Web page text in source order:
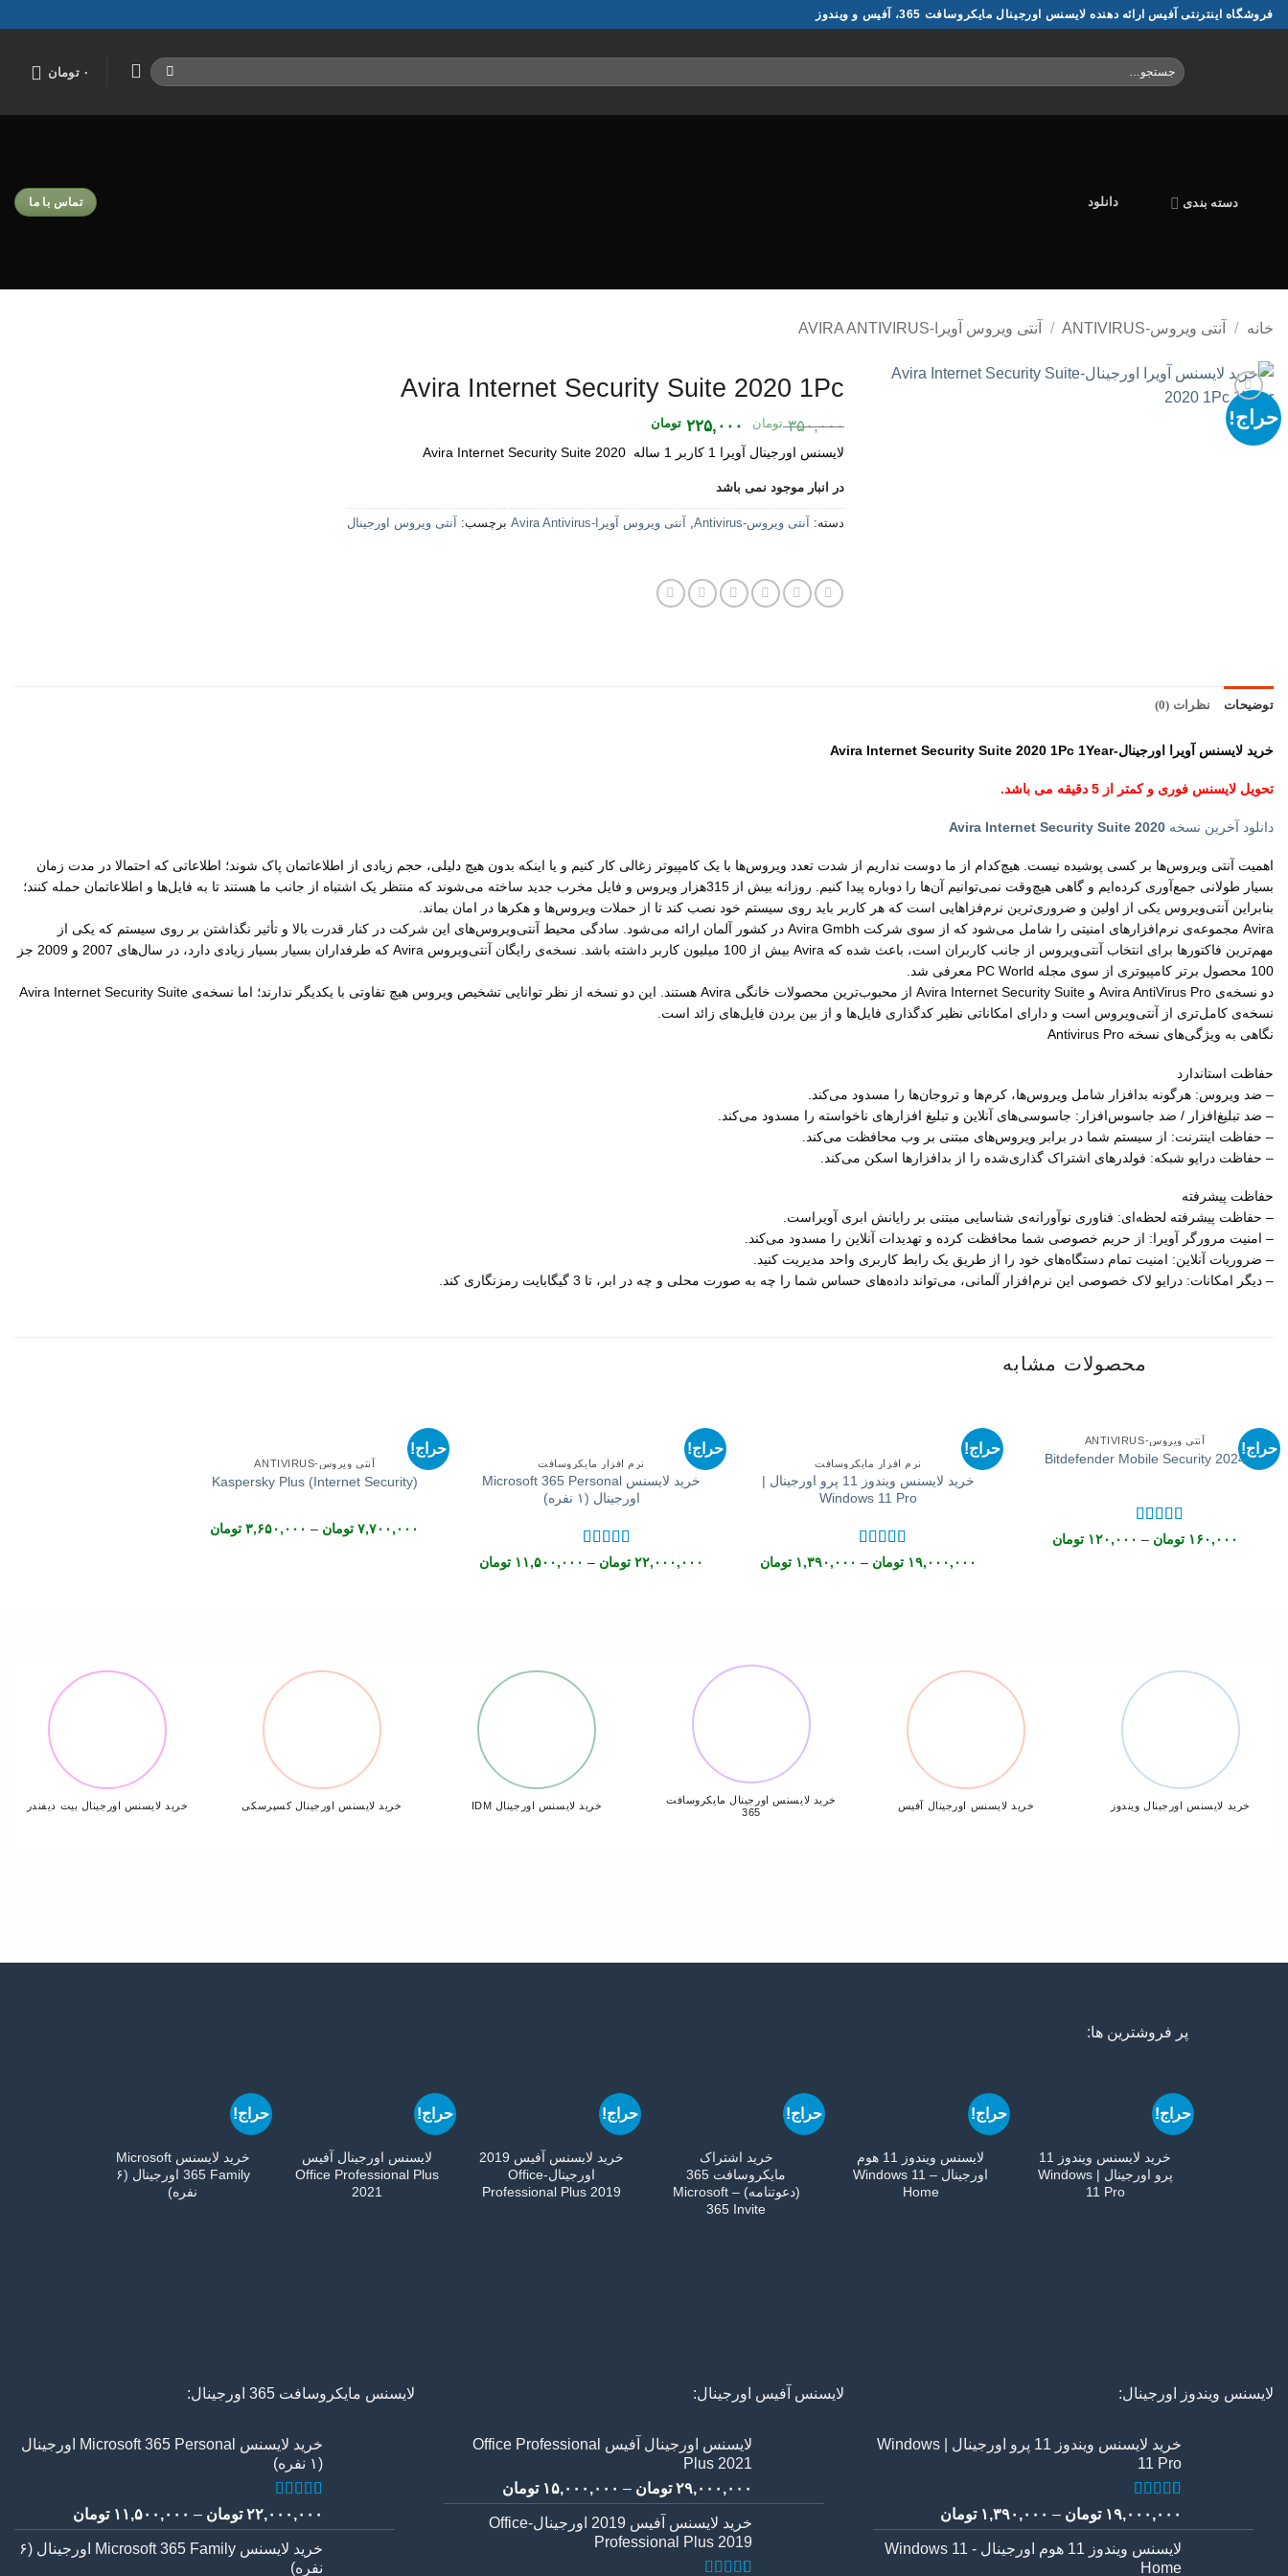
Skipفروشگاه اینترنتی آفیس ارائه دهنده لایسنس اورجینال مایکروسافت 365، آفیس و ویندوز
جستجو
برای:
۰ تومان
دسته بندی دانلود تماس با ما
خانه / آنتی ویروس-ANTIVIRUS / آنتی ويروس آویرا-AVIRA ANTIVIRUS
حراج!
Avira Internet Security Suite 2020 1Pc
۳۵۰,۰۰۰ تومان
قیمت
اصلی:
۳۵۰,۰۰۰ تومان
۲۲۵,۰۰۰ تومان
۲۲۵,۰۰۰ تومان.
لایسنس اورجینال آویرا 1 کاربر 1 ساله Avira Internet Security Suite 2020
در انبار موجود نمی باشد
دسته: آنتی ویروس-Antivirus , آنتی ويروس آویرا-Avira Antivirus برچسب: آنتی ویروس اورجینال
توضیحات نظرات (0)
خرید لایسنس آویرا اورجینال-Avira Internet Security Suite 2020 1Pc 1Year
تحویل لایسنس فوری و کمتر از 5 دقیقه می باشد.
دانلود آخرین نسخه Avira Internet Security Suite 2020
اهمیت آنتی ویروس‌ها بر کسی پوشیده نیست. هیچ‌کدام از ما دوست نداریم از شدت تعدد ویروس‌ها با یک کامپیوتر زغالی کار کنیم و یا اینکه بدون هیچ دلیلی، حجم زیادی از اطلاعاتمان پاک شوند؛ اطلاعاتی که احتمالا در مدت زمان
بسیار طولانی جمع‌آوری کرده‌ایم و گاهی هیچ‌وقت نمی‌توانیم آن‌ها را دوباره پیدا کنیم. روزانه بیش از 315هزار ویروس و فایل مخرب جدید ساخته می‌شوند که منتظر یک اشتباه از جانب ما هستند تا به فایل‌ها و اطلاعاتمان حمله کنند؛
بنابراین آنتی‌ویروس‌ یکی از اولین و ضروری‌ترین نرم‌فزاهایی است که هر کاربر باید روی سیستم خود نصب کند تا از حملات ویروس‌ها و هکرها در امان بماند.
Avira مجموعه‌ی نرم‌افزارهای امنیتی را شامل می‌شود که از سوی شرکت Avira Gmbh در کشور آلمان ارائه می‌شود. سادگی محیط آنتی‌ویروس‌های این شرکت در کنار قدرت بالا و تأثیر نگذاشتن بر روی سیستم که یکی از
مهم‌ترین فاکتورها برای انتخاب آنتی‌ویروس از جانب کاربران است، باعث شده که Avira بیش از 100 میلیون کاربر داشته باشد. نسخه‌ی رایگان آنتی‌ویروس Avira که طرفداران بسیار بسیار زیادی دارد، در سال‌های 2007 و 2009 جز
100 محصول برتر کامپیوتری از سوی مجله PC World معرفی شد.
دو نسخه‌ی Avira AntiVirus Pro و Avira Internet Security Suite از محبوب‌ترین محصولات خانگی Avira هستند. این دو نسخه از نظر توانایی تشخیص ویروس هیچ تفاوتی با یکدیگر ندارند؛ اما نسخه‌ی Avira Internet Security Suite
نسخه‌ی کامل‌تری از آنتی‌ویروس است و دارای امکاناتی نظیر کد‌گذاری فایل‌ها و از بین بردن فایل‌های زائد است.
نگاهی به ویژگی‌های نسخه Antivirus Pro
حفاظت استاندارد
– ضد ویروس: هرگونه بدافزار شامل ویروس‌ها، کرم‌ها و تروجان‌ها را مسدود می‌کند.
– ضد تبلیغ‌افزار / ضد جاسوس‌افزار: جاسوسی‌های آنلاین و تبلیغ افزارهای ناخواسته را مسدود می‌کند.
– حفاظت اینترنت: از سیستم شما در برابر ویروس‌های مبتنی بر وب محافظت می‌کند.
– حفاظت درایو شبکه: فولدرهای اشتراک گذاری‌شده را از بدافزارها اسکن می‌کند.
حفاظت پیشرفته
– حفاظت پیشرفته لحظه‌ای: فناوری نوآورانه‌ی شناسایی مبتنی بر رایانش ابری آویراست.
– امنیت مرورگر آویرا: از حریم خصوصی شما محافظت کرده و تهدیدات آنلاین را مسدود می‌کند.
– ضروریات آنلاین: امنیت تمام دستگاه‌های خود را از طریق یک رابط کاربری واحد مدیریت کنید.
– دیگر امکانات: درایو لاک خصوصی این نرم‌افزار آلمانی، می‌تواند داده‌های حساس شما را چه به صورت محلی و چه در ابر، تا 3 گیگابایت رمزنگاری کند.
محصولات مشابه
حراج! در انبار موجود نمی باشد
آنتی ویروس-ANTIVIRUS
Bitdefender Mobile Security 2024
نمره 4.5 از
5
۱۶۰,۰۰۰ تومان – ۱۲۰,۰۰۰ تومان
۱۲۰,۰۰۰ تومان
حراج!
نرم افزار مایکروسافت
خرید لایسنس ویندوز 11 پرو اورجینال |
Windows 11 Pro
نمره5از 5 ۱۹,۰۰۰,۰۰۰ تومان – ۱,۳۹۰,۰۰۰ تومان
حراج!
نرم افزار مایکروسافت
خرید لایسنس Microsoft 365 Personal
اورجینال (۱ نفره)
نمره 5از 5 ۲۲,۰۰۰,۰۰۰ تومان – ۱۱,۵۰۰,۰۰۰ تومانPrice
حراج!
آنتی ویروس-ANTIVIRUS
Kaspersky Plus (Internet Security)
۷,۷۰۰,۰۰۰ تومان – ۳,۶۵۰,۰۰۰ تومانPrice
خرید لایسنس اورجینال ویندوز خرید لایسنس اورجینال آفیس
خرید لایسنس اورجینال مایکروسافت
365
خرید لایسنس اورجینال IDM خرید لایسنس اورجینال کسپرسکی خرید لایسنس اورجینال بیت دیفندر
پر فروشترین ها:
حراج!
خرید لایسنس ویندوز 11
پرو اورجینال | Windows
11 Pro
حراج!
لایسنس ویندوز 11 هوم
اورجینال – Windows 11
Home
حراج!
خرید اشتراک
مایکروسافت 365
(دعوتنامه) – Microsoft
365 Invite
حراج!
خرید لایسنس آفیس 2019
اورجینال-Office
Professional Plus 2019
حراج!
لایسنس اورجینال آفیس
Office Professional Plus
2021
حراج!
خرید لایسنس Microsoft
365 Family اورجینال (۶
نفره)
لایسنس ویندوز اورجینال:
خرید لایسنس ویندوز 11 پرو اورجینال | Windows
11 Pro
امتیاز 5.00
از 5 امتیاز
2
مشتری
۱۹,۰۰۰,۰۰۰ تومان – ۱,۳۹۰,۰۰۰ تومانPrice
range:
لایسنس ویندوز 11 هوم اورجینال - Windows 11
Home
لایسنس آفیس اورجینال:
لایسنس اورجینال آفیس Office Professional
Plus 2021
۲۹,۰۰۰,۰۰۰ تومان – ۱۵,۰۰۰,۰۰۰ تومانPrice
range:
۱۵,۰۰۰,۰۰۰ تومان
خرید لایسنس آفیس 2019 اورجینال-Office
Professional Plus 2019
لایسنس مایکروسافت 365 اورجینال:
خرید لایسنس Microsoft 365 Personal اورجینال
(۱ نفره)
امتیاز 5.00
از 5 امتیاز
5
مشتری
۲۲,۰۰۰,۰۰۰ تومان – ۱۱,۵۰۰,۰۰۰ تومانPrice
range:
خرید لایسنس Microsoft 365 Family اورجینال (۶
نفره)